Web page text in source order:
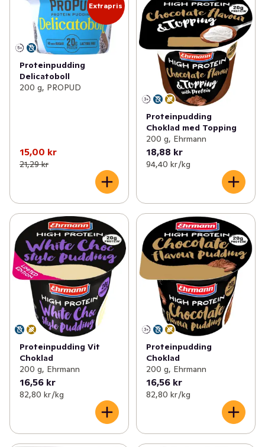
Extrapris
Proteinpudding
Delicatoboll
200 g, PROPUD
15,00 kr
21,29 kr
Proteinpudding
Choklad med Topping
200 g, Ehrmann
18,88 kr
94,40 kr /kg
Proteinpudding Vit
Choklad
200 g, Ehrmann
16,56 kr
82,80 kr /kg
Proteinpudding
Choklad
200 g, Ehrmann
16,56 kr
82,80 kr /kg